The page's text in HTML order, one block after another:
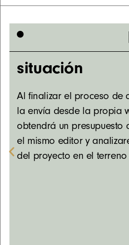
situación
Al finalizar el proceso de
la envía desde la propia
obtendrá un presupuesto
el mismo editor y a
del proyecto en el terreno